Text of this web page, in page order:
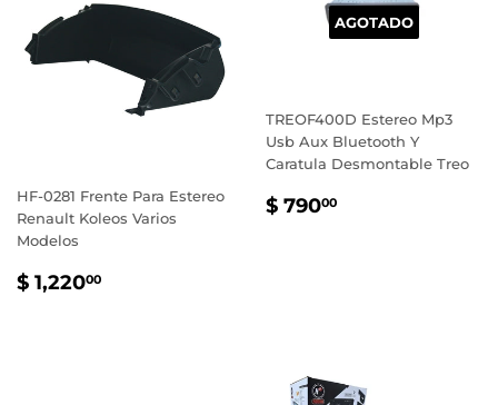
HF-0281 Frente Para Estereo
Renault Koleos Varios
Modelos
PRECIO
$ 1,22000
AGOTADO
TREOF400D Estereo Mp3
Usb Aux Bluetooth Y
Caratula Desmontable Treo
PRECIO
$ 79000